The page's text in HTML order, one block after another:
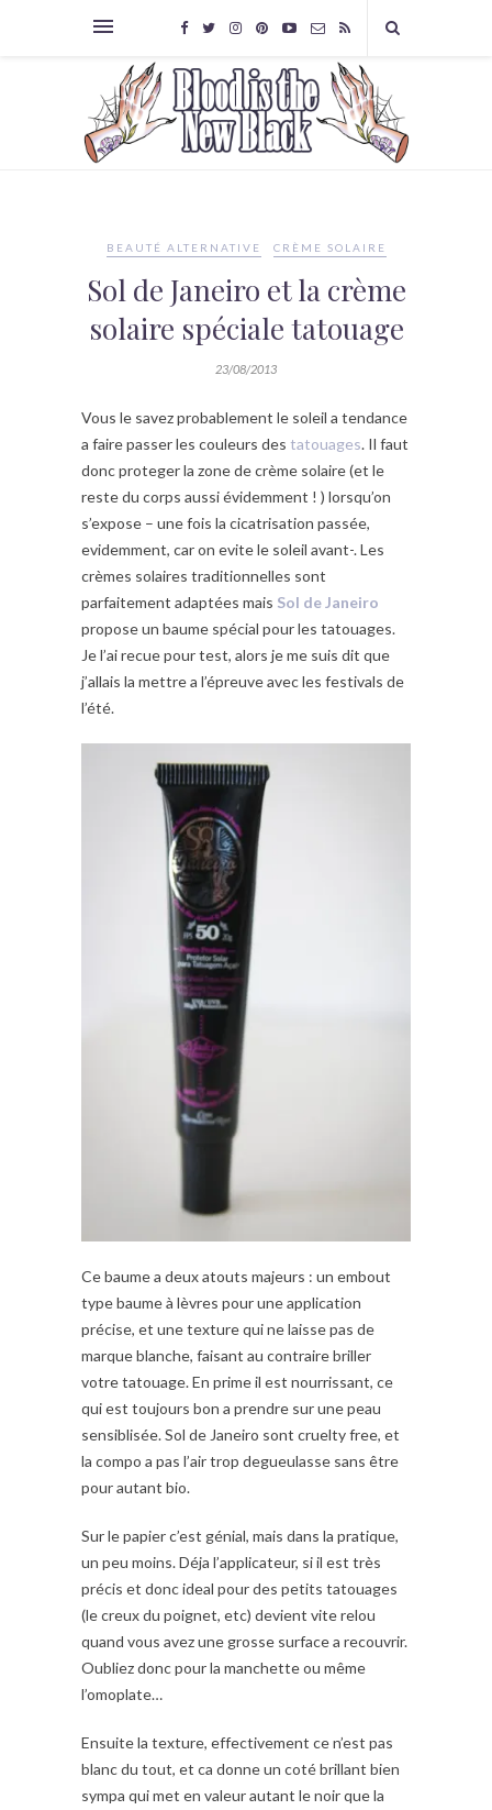
BEAUTÉ ALTERNATIVE CRÈME SOLAIRE
Sol de Janeiro et la crème
solaire spéciale tatouage
23/08/2013
Vous le savez probablement le soleil a tendance
a faire passer les couleurs des tatouages. Il faut
donc proteger la zone de crème solaire (et le
reste du corps aussi évidemment ! ) lorsqu’on
s’expose – une fois la cicatrisation passée,
evidemment, car on evite le soleil avant-. Les
crèmes solaires traditionnelles sont
parfaitement adaptées mais Sol de Janeiro
propose un baume spécial pour les tatouages.
Je l’ai recue pour test, alors je me suis dit que
j’allais la mettre a l’épreuve avec les festivals de
l’été.
Ce baume a deux atouts majeurs : un embout
type baume à lèvres pour une application
précise, et une texture qui ne laisse pas de
marque blanche, faisant au contraire briller
votre tatouage. En prime il est nourrissant, ce
qui est toujours bon a prendre sur une peau
sensiblisée. Sol de Janeiro sont cruelty free, et
la compo a pas l’air trop degueulasse sans être
pour autant bio.
Sur le papier c’est génial, mais dans la pratique,
un peu moins. Déja l’applicateur, si il est très
précis et donc ideal pour des petits tatouages
(le creux du poignet, etc) devient vite relou
quand vous avez une grosse surface a recouvrir.
Oubliez donc pour la manchette ou même
l’omoplate…
Ensuite la texture, effectivement ce n’est pas
blanc du tout, et ca donne un coté brillant bien
sympa qui met en valeur autant le noir que la